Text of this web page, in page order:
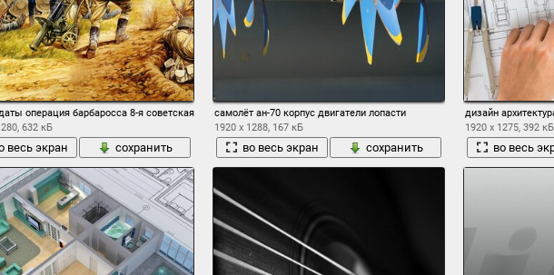
операция барбаросса 8-я советская армия пытается прорваться через танковые корпуса немцев июня 1941г.
632 кБ
весь экран сохранить
самолёт ан-70 корпус двигатели лопасти
1920 x 1288, 167 кБ
во весь экран сохранить
дизайн
1920 x 1275, 392 кБ
во весь